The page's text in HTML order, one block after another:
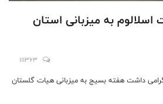
به میزبانی استان
111363
داشت هفته بسیج به میزبانی هیات گلستان